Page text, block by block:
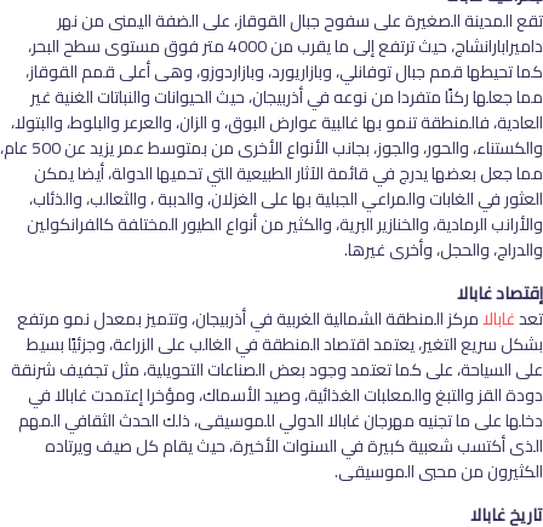
تقع المدينة الصغيرة على سفوح جبال القوقاز، على الضفة اليمنى من نهر
داميرابارانشاج، حيث ترتفع إلى ما يقرب من 4000 متر فوق مستوى سطح البحر،
كما تحيطها قمم جبال توفانلي، وبازاريورد، وبازاردوزو، وهى أعلى قمم القوقاز،
مما جعلها ركنًا متفردا من نوعه في أذربيجان، حيث الحيوانات والنباتات الغنية غير
العادية، فالمنطقة تنمو بها غالبية عوارض البوق، و الزان، والعرعر والبلوط، والبتولا،
والكستناء، والحور، والجوز، بجانب الأنواع الأخرى من بمتوسط عمر يزيد عن 500 عام،
مما جعل بعضها يدرج في قائمة الآثار الطبيعية التي تحميها الدولة، أيضا يمكن
العثور في الغابات والمراعي الجبلية بها على الغزلان، والدببة ، والثعالب، والذئاب،
والأرانب الرمادية، والخنازير البرية، والكثير من أنواع الطيور المختلفة كالفرانكولين
والدراج، والحجل، وأخرى غيرها.
إقتصاد غابالا
تعدغابالامركز المنطقة الشمالية الغربية في أذربيجان، وتتميز بمعدل نمو مرتفع
بشكل سريع التغير، يعتمد اقتصاد المنطقة في الغالب على الزراعة، وجزئيًا بسيط
على السياحة، على كما تعتمد وجود بعض الصناعات التحويلية، مثل تجفيف شرنقة
دودة القز والتبغ والمعلبات الغذائية، وصيد الأسماك، ومؤخرا إعتمدت غابالا في
دخلها على ما تجنيه مهرجان غابالا الدولي للموسيقى، ذلك الحدث الثقافي المهم
الذى أكتسب شعبية كبيرة في السنوات الأخيرة، حيث يقام كل صيف ويرتاده
الكثيرون من محبى الموسيقى.
تاريخ غابالا